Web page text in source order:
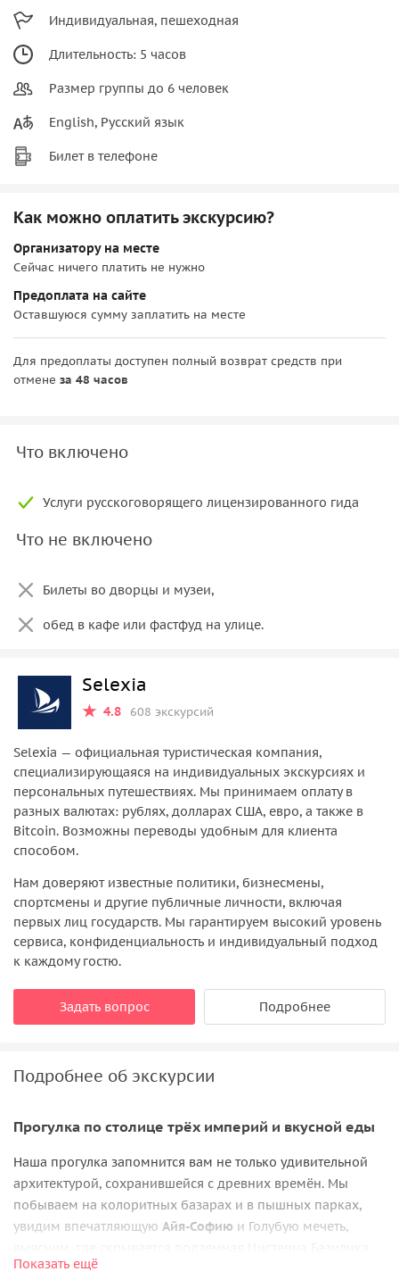
Индивидуальная, пешеходная
Длительность: 5 часов
Размер группы до 6 человек
English, Русский язык
Билет в телефоне
Как можно оплатить экскурсию?
Организатору на месте
Сейчас ничего платить не нужно
Предоплата на сайте
Оставшуюся сумму заплатить на месте
Для предоплаты доступен полный возврат средств при
отмене за 48 часов
Что включено
Услуги русскоговорящего лицензированного гида
Что не включено
Билеты во дворцы и музеи,
обед в кафе или фастфуд на улице.
Selexia
4.8 608 экскурсий
Selexia — официальная туристическая компания,
специализирующаяся на индивидуальных экскурсиях и
персональных путешествиях. Мы принимаем оплату в
разных валютах: рублях, долларах США, евро, а также в
Bitcoin. Возможны переводы удобным для клиента
способом.
Нам доверяют известные политики, бизнесмены,
спортсмены и другие публичные личности, включая
первых лиц государств. Мы гарантируем высокий уровень
сервиса, конфиденциальность и индивидуальный подход
к каждому гостю.
Задать вопрос Подробнее
Подробнее об экскурсии
Прогулка по столице трёх империй и вкусной еды
Наша прогулка запомнится вам не только удивительной
архитектурой, сохранившейся с древних времён. Мы
побываем на колоритных базарах и в пышных парках,
увидим впечатляющую Айя-Софию и Голубую мечеть,
Показать ещё